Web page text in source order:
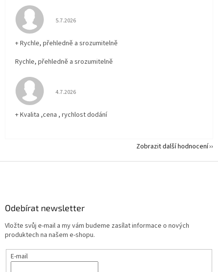
Hodnocení obchodu je 5 z 5 hvězdiček.
5.7.2026
+ Rychle, přehledně a srozumitelně
Rychle, přehledně a srozumitelně
Hodnocení obchodu je 5 z 5 hvězdiček.
4.7.2026
+ Kvalita ,cena , rychlost dodání
Zobrazit další hodnocení
Odebírat newsletter
Vložte svůj e-mail a my vám budeme zasílat informace o nových
produktech na našem e-shopu.
E-mail